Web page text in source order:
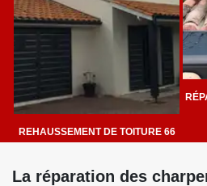
REHAUSSEMENT DE TOITURE 66
La réparation des